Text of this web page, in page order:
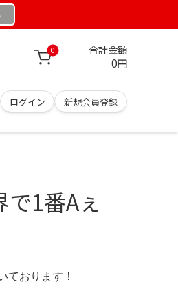
0 合計金額
0円
ログイン 新規会員登録
1番Aぇ
ております！